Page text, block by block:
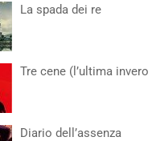
La spada dei re
Tre cene (l’ultima
Diario dell’assenza